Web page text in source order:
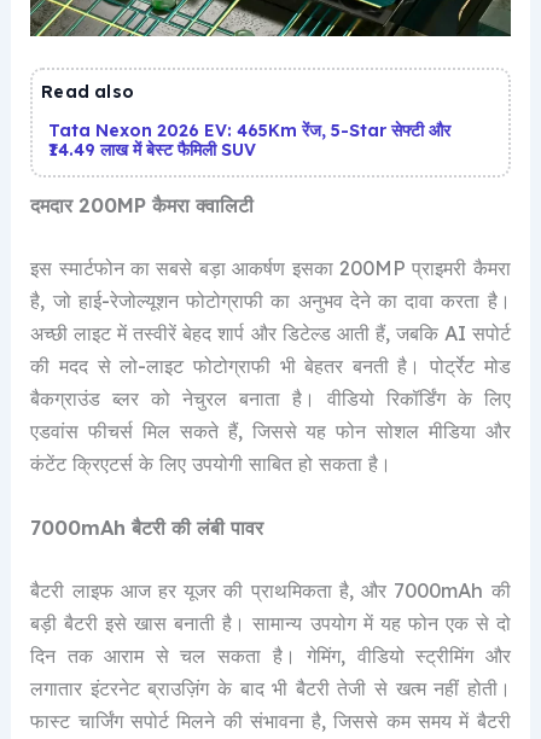
Read also
Tata Nexon 2026 EV: 465Km रेंज, 5-Star सेफ्टी और
₹14.49 लाख में बेस्ट फैमिली SUV
दमदार 200MP कैमरा क्वालिटी
इस स्मार्टफोन का सबसे बड़ा आकर्षण इसका 200MP प्राइमरी कैमरा
है, जो हाई-रेजोल्यूशन फोटोग्राफी का अनुभव देने का दावा करता है।
अच्छी लाइट में तस्वीरें बेहद शार्प और डिटेल्ड आती हैं, जबकि AI सपोर्ट
की मदद से लो-लाइट फोटोग्राफी भी बेहतर बनती है। पोर्ट्रेट मोड
बैकग्राउंड ब्लर को नेचुरल बनाता है। वीडियो रिकॉर्डिंग के लिए
एडवांस फीचर्स मिल सकते हैं, जिससे यह फोन सोशल मीडिया और
कंटेंट क्रिएटर्स के लिए उपयोगी साबित हो सकता है।
7000mAh बैटरी की लंबी पावर
बैटरी लाइफ आज हर यूजर की प्राथमिकता है, और 7000mAh की
बड़ी बैटरी इसे खास बनाती है। सामान्य उपयोग में यह फोन एक से दो
दिन तक आराम से चल सकता है। गेमिंग, वीडियो स्ट्रीमिंग और
लगातार इंटरनेट ब्राउज़िंग के बाद भी बैटरी तेजी से खत्म नहीं होती।
फास्ट चार्जिंग सपोर्ट मिलने की संभावना है, जिससे कम समय में बैटरी